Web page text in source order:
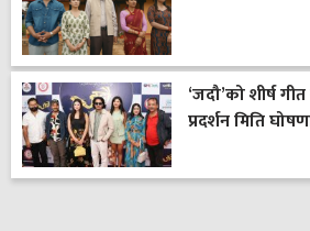
‘जदौ’को शीर्ष
प्रदर्शन मिति